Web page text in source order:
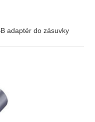
adaptér do zásuvky